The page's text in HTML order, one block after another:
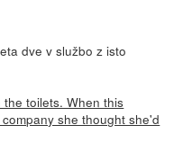
dve v službo z isto
toilets. When this
she thought she'd